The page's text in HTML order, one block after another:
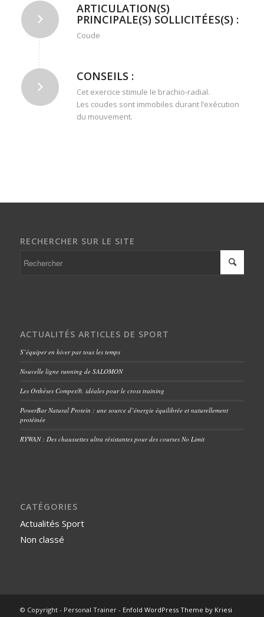
ARTICULATION(S)
PRINCIPALE(S) SOLLICITÉES(S) :
Coude
CONSEILS :
Cet exercice stimule le brachio-radial.
Les coudes sont immobiles durant l’exécution
du mouvement.
RECHERCHER SUR LE SITE
ACTUALITÉS ARTICLES DE SPORT
S’équiper en hiver par tous les temps
Nouvelle ligne running de SALOMON
Les Orthèses Compex®, idéales pour le cross training
PowerBar Natural Protein : une source d’énergie équilibrée et naturellement
protéinée
RYWAN : Des chaussettes ultra résistantes pour des courses No Limit
CATÉGORIES
Actualités Sport
Non classé
© Copyright - Personal Trainer - Enfold WordPress Theme by Kriesi